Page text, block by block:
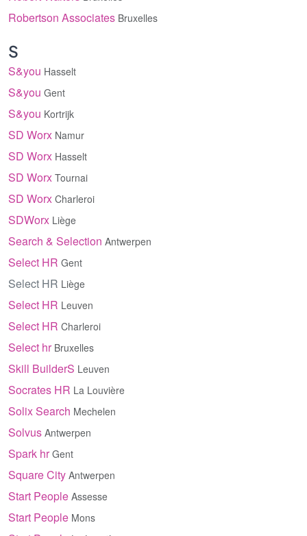
Robertson Associates Bruxelles
S
S&you Hasselt
S&you Gent
S&you Kortrijk
SD Worx Namur
SD Worx Hasselt
SD Worx Tournai
SD Worx Charleroi
SDWorx Liège
Search & Selection Antwerpen
Select HR Gent
Select HR Liège
Select HR Leuven
Select HR Charleroi
Select hr Bruxelles
Skill BuilderS Leuven
Socrates HR La Louvière
Solix Search Mechelen
Solvus Antwerpen
Spark hrGent
Square City Antwerpen
Start People Assesse
Start People Mons